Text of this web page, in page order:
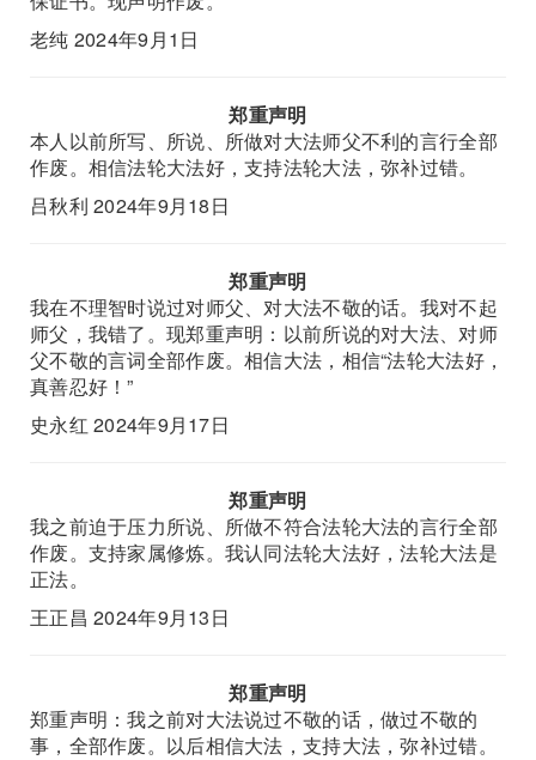
老纯 2024年9月1日
郑重声明
本人以前所写、所说、所做对大法师父不利的言行全部
作废。相信法轮大法好，支持法轮大法，弥补过错。
吕秋利 2024年9月18日
郑重声明
我在不理智时说过对师父、对大法不敬的话。我对不起
师父，我错了。现郑重声明：以前所说的对大法、对师
父不敬的言词全部作废。相信大法，相信“法轮大法好，
真善忍好！”
史永红 2024年9月17日
郑重声明
我之前迫于压力所说、所做不符合法轮大法的言行全部
作废。支持家属修炼。我认同法轮大法好，法轮大法是
正法。
王正昌 2024年9月13日
郑重声明
郑重声明：我之前对大法说过不敬的话，做过不敬的
事，全部作废。以后相信大法，支持大法，弥补过错。